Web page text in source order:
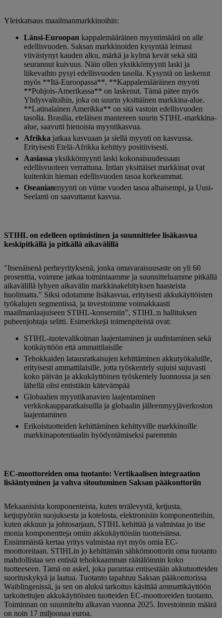
Yleiskatsaus maailmanmarkkinoihin:
Länsi-Euroopan kappalemääräinen myyntimäärä on alle
edellisvuoden. Saksan markkinoiden kysyntää leimasi
viivästynyt kauden alku, märkä ja kylmä kevät sekä sitä
seurannut kuivuus. Näin ollen yksikkömyynti laski ja
liikevaihto pysyi edellisvuoden tasolla. Kysyntä on laskenut
myös **Itä-Euroopassa**. **Kappalemääräinen myynti
**Pohjois-Amerikassa** on laskenut. Tämä pätee myös
Yhdysvaltoihin, joka on suurin yksittäinen markkina-alue.
**Latinalainen Amerikka** on sitä vastoin edellisvuoden
tasolla. Brasilia, eteläisen mantereen suurin STIHL-markkina-
alue, saavutti hienoista myyntikasvua.
Afrikka jatkaa kasvuaan ja siellä myynti on kasvussa.
Erityisesti Etelä-Afrikka kehittyy positiivisesti.
Aasiassa yksikkömyynti laski kokonaisuudessaan
edellisvuoteen verrattuna. Intian yksittäiset markkinat ovat
kuitenkin hieman edellisvuoden tasoa korkeammat.
Oseanianmyynti on viime vuoden tasoa alhaisempi, ja Uusi-
Seelanti on saavuttanut kasvua.
STIHL on edelleen optimistinen ja suunnittelee lisäkasvua
keskipitkällä ja pitkällä aikavälillä
"Itsenäisenä perheyrityksenä, jonka omavaraisuusaste on yli 60
prosenttia, voimme jatkaa toimintaamme ja suunnitteluamme pitkällä
aikavälillä lyhyen aikavälin markkinakehityksen haasteista
huolimatta." Siksi odotamme lisäkasvua, erityisesti akkukäyttöisten
työkalujen segmentissä, ja investoimme voimakkaasti
maailmanlaajuiseen STIHL-konserniin”, STIHL:n hallituksen
puheenjohtaja selitti. Esimerkkejä toimenpiteistä ovat:
STIHL-tuotevalikoiman laajentaminen ja uudistaminen sekä
kotikäyttöön että ammattilaisille
Tehokkaiden latausratkaisujen kehittäminen akkutyökaluille,
erityisesti ammattilaisille, jotta työskentely sujuisi sujuvasti
koko päivän ja akkukäyttöinen työskentely luonnossa ja sen
lähellä olisi entistäkin kätevämpää
Globaalien myyntikanavien laajentaminen
verkkokaupparatkaisuilla ja globaalin jälleenmyyjäverkoston
laajentaminen
Erikoistuotteiden kehittäminen kehittyville markkinoille
markkinapotentiaalin hyödyntämiseksi paremmin
EC-moottoreiden oma tuotanto: Vertikaalisen integraation
lisääntyminen ja vahva sitoutuminen Saksan pääkonttoriin
Mekaanisista komponenteista, kuten terälevystä, ketjusta,
ketjupyörän suojuksesta ja kotelosta, elektronisiin komponentteihin,
kuten akkuun ja johtosarjaan, STIHL kehittää ja valmistaa jo itse
monia komponentteja omiin akkukäyttöisiin tuotteisiinsa.
Ensimmäistä kertaa yritys valmistaa nyt myös omia EC-
moottoreitaan. STIHLin jo kehittämän sähkömoottorin oma tuotanto
mahdollistaa sen entistä tehokkaamman räätälöinnin koko
tuotteeseen. Tämä on askel, joka parantaa entisestään akkutuotteiden
suorituskykyä ja laatua. Tuotanto tapahtuu Saksan pääkonttorissa
Waiblingenissä, ja sen on aluksi tarkoitus käsittää ammattikäyttöön
tarkoitettujen akkukäyttöisten tuotteiden EC-moottoreiden tuotanto.
Toiminnan on suunniteltu alkavan vuonna 2025. Investoinnin määrä
on noin 17 miljoonaa euroa.